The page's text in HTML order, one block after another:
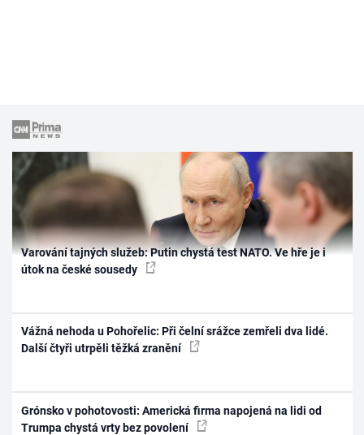
Varování tajných služeb: Putin chystá test NATO. Ve hře je i
útok na české sousedy
Vážná nehoda u Pohořelic: Při čelní srážce zemřeli dva lidé.
Další čtyři utrpěli těžká zranění
Grónsko v pohotovosti: Americká firma napojená na lidi od
Trumpa chystá vrty bez povolení